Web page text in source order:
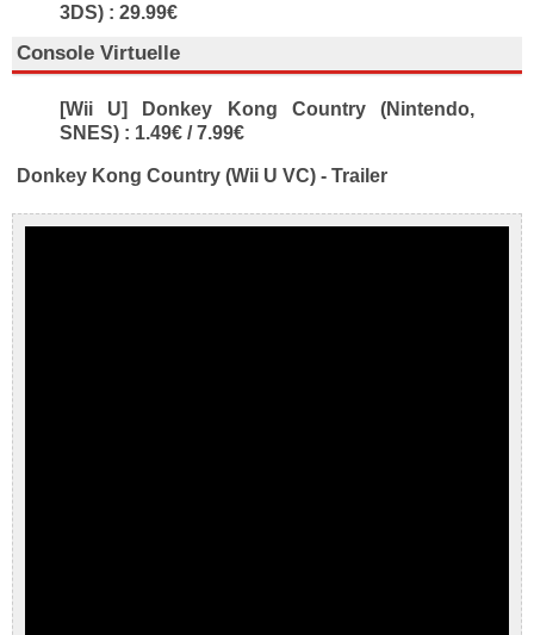
3DS) : 29.99€
Console Virtuelle
[Wii U] Donkey Kong Country (Nintendo,
SNES) : 1.49€ / 7.99€
Donkey Kong Country (Wii U VC) - Trailer